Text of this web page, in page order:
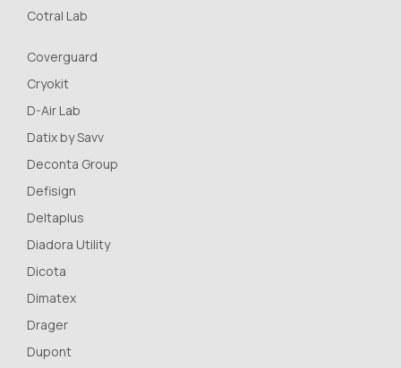
Cotral Lab
Coverguard
Cryokit
D-Air Lab
Datix by Savv
Deconta Group
Defisign
Deltaplus
Diadora Utility
Dicota
Dimatex
Drager
Dupont